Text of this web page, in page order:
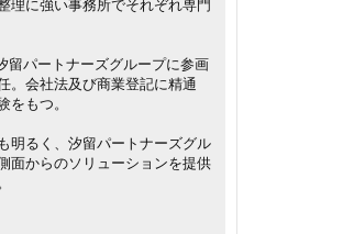
理に強い事務所でそれぞれ専門
留パートナーズグループに参画
。会社法及び商業登記に精通
をもつ。
明るく、汐留パートナーズグル
面からのソリューションを提供